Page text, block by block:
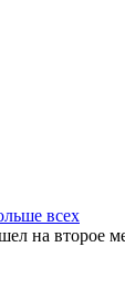
всех
на второе